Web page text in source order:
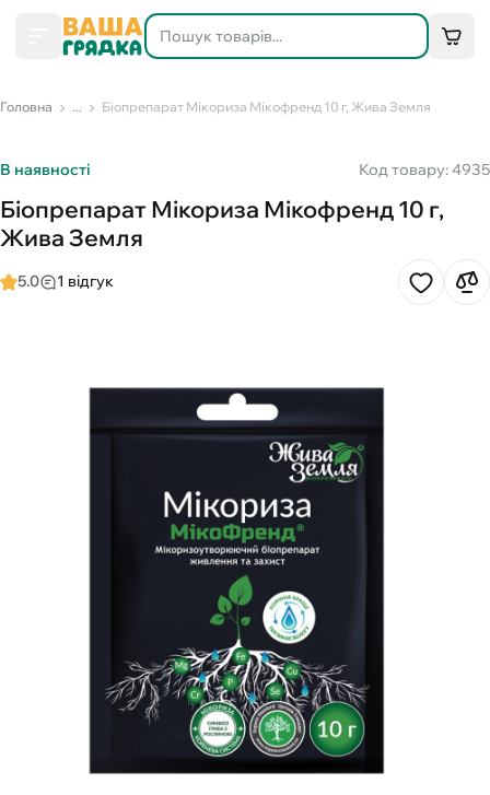
Головна ... Біопрепарат Мікориза Мікофренд 10 г, Жива Земля
В наявності Код товару: 4935
Біопрепарат Мікориза Мікофренд 10 г,
Жива Земля
5.0 1 відгук